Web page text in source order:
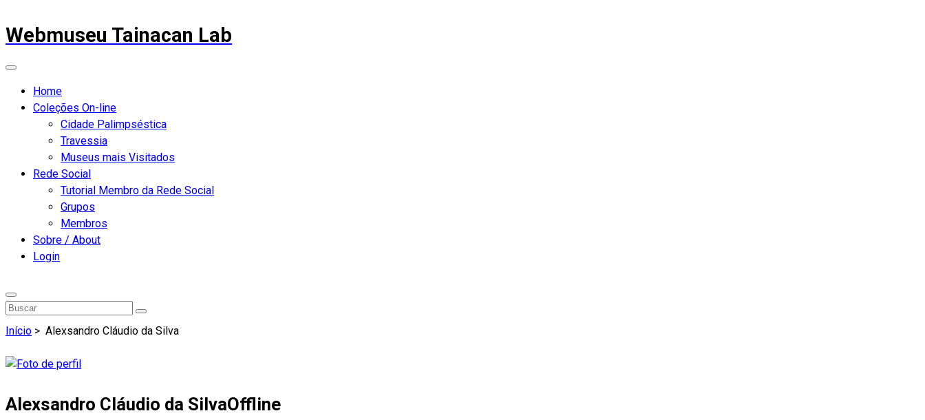
Webmuseu Tainacan Lab
Home
Coleções On-line
Cidade Palimpséstica
Travessia
Museus mais Visitados
Rede Social
Tutorial Membro da Rede Social
Grupos
Membros
Sobre / About
Login
Início > Alexsandro Cláudio da Silva
Alexsandro Cláudio da SilvaOffline